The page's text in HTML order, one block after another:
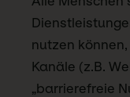
nutzen
Kanäle (z.B.
„barrierefreie